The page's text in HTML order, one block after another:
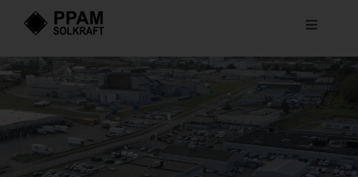
Toggle
Villa
Företag